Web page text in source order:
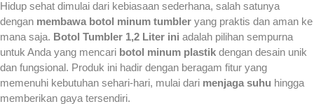
Hidup sehat dimulai dari kebiasaan sederhana, salah satunya
dengan membawa botol minum tumbler yang praktis dan aman ke
mana saja. Botol Tumbler 1,2 Liter ini adalah pilihan sempurna
untuk Anda yang mencari botol minum plastik dengan desain unik
dan fungsional. Produk ini hadir dengan beragam fitur yang
memenuhi kebutuhan sehari-hari, mulai dari menjaga suhu hingga
memberikan gaya tersendiri.